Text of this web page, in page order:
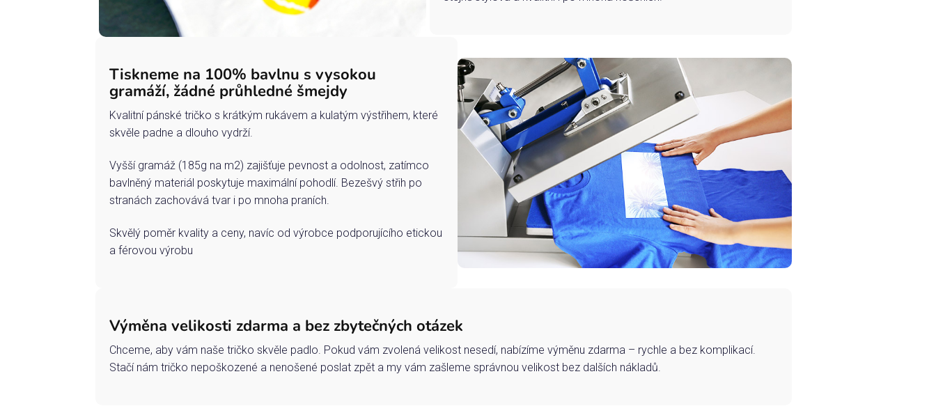
Tiskneme na 100% bavlnu s vysokou
gramáží, žádné průhledné šmejdy
Kvalitní pánské tričko s krátkým rukávem a kulatým výstřihem, které
skvěle padne a dlouho vydrží.
Vyšší gramáž (185g na m2) zajišťuje pevnost a odolnost, zatímco
bavlněný materiál poskytuje maximální pohodlí. Bezešvý střih po
stranách zachovává tvar i po mnoha praních.
Skvělý poměr kvality a ceny, navíc od výrobce podporujícího etickou
a férovou výrobu
Výměna velikosti zdarma a bez zbytečných otázek
Chceme, aby vám naše tričko skvěle padlo. Pokud vám zvolená velikost nesedí, nabízíme výměnu zdarma – rychle a bez komplikací.
Stačí nám tričko nepoškozené a nenošené poslat zpět a my vám zašleme správnou velikost bez dalších nákladů.